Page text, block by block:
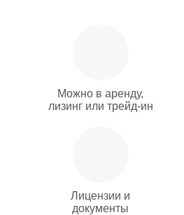
Можно в аренду,
лизинг или трейд-ин
Лицензии и
документы